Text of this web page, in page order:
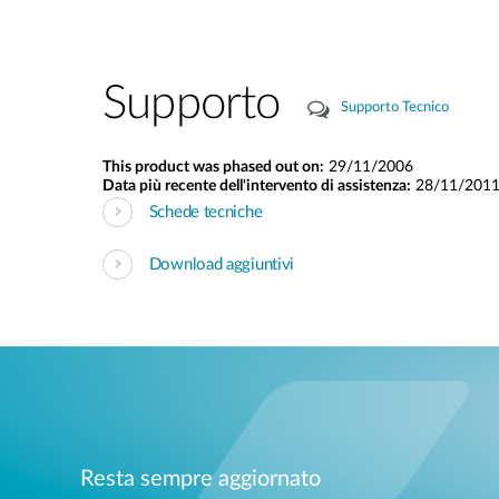
Supporto Supporto Tecnico
This product was phased out on: 29/11/2006
Data più recente dell'intervento di assistenza: 28/11/2011
Schede tecniche
Download aggiuntivi
Resta sempre aggiornato